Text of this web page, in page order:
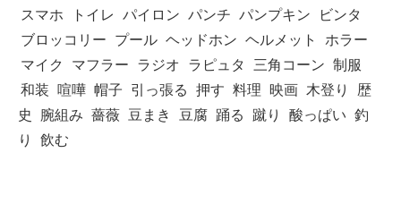
スマホ
トイレ パイロン パンチ パンプキン
ビンタ
ブロッコリー
プール ヘッドホン ヘルメット
ホラー
マイク
マフラー ラジオ ラピュタ 三角コーン 制服
和装
喧嘩 帽子 引っ張る 押す 料理 映画 木登り
歴
史
腕組み 薔薇 豆まき 豆腐 踊る 蹴り 酸っぱい 釣
り
飲む